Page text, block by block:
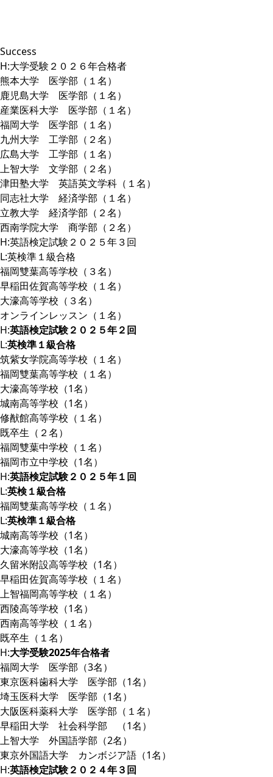
ス
キ
ッ
プ
Success
H:大学受験２０２６年合格者
熊本大学 医学部（１名）
鹿児島大学 医学部（１名）
産業医科大学 医学部（１名）
福岡大学 医学部（１名）
九州大学 工学部（２名）
広島大学 工学部（１名）
上智大学 文学部（２名）
津田塾大学 英語英文学科（１名）
同志社大学 経済学部（１名）
立教大学 経済学部（２名）
西南学院大学 商学部（２名）
H:英語検定試験２０２５年３回
L:英検準１級合格
福岡雙葉高等学校（３名）
早稲田佐賀高等学校（１名）
大濠高等学校（３名）
オンラインレッスン（１名）
H:英語検定試験２０２５年２回
L:英検準１級合格
筑紫女学院高等学校（１名）
福岡雙葉高等学校（１名）
大濠高等学校（1名）
城南高等学校（1名）
修猷館高等学校（１名）
既卒生（２名）
福岡雙葉中学校（１名）
福岡市立中学校（1名）
H:英語検定試験２０２５年１回
L:英検１級合格
福岡雙葉高等学校（１名）
L:英検準１級合格
城南高等学校（1名）
大濠高等学校（1名）
久留米附設高等学校（1名）
早稲田佐賀高等学校（１名）
上智福岡高等学校（１名）
西陵高等学校（1名）
西南高等学校（１名）
既卒生（１名）
H:大学受験2025年合格者
福岡大学 医学部（3名）
東京医科歯科大学 医学部（1名）
埼玉医科大学 医学部（1名）
大阪医科薬科大学 医学部（１名）
早稲田大学 社会科学部 （1名）
上智大学 外国語学部（2名）
東京外国語大学 カンボジア語（1名）
H:英語検定試験２０２４年３回